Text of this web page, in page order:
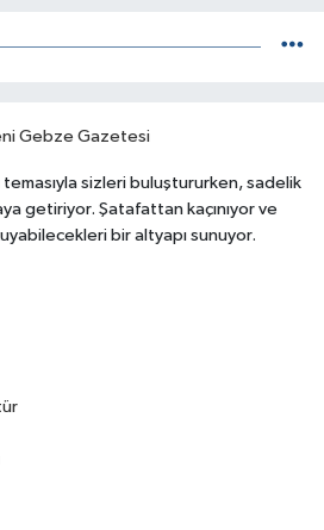
sizleri buluştururken, sadelik
getiriyor. Şatafattan kaçınıyor ve
bir altyapı sunuyor.